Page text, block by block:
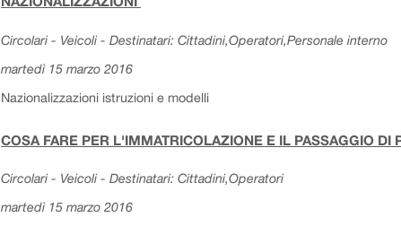
Circolari - Veicoli - Destinatari: Cittadini,Operatori,Personale interno
martedì 15 marzo 2016
Nazionalizzazioni istruzioni e modelli
COSA FARE PER L'IMMATRICOLAZIONE E IL PASSAGGIO DI
Circolari - Veicoli - Destinatari: Cittadini,Operatori
martedì 15 marzo 2016